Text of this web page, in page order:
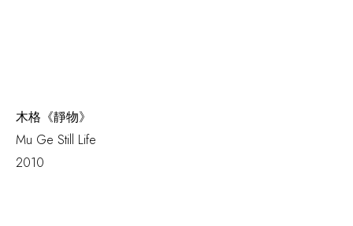
木格《靜物》
Mu Ge Still Life
2010